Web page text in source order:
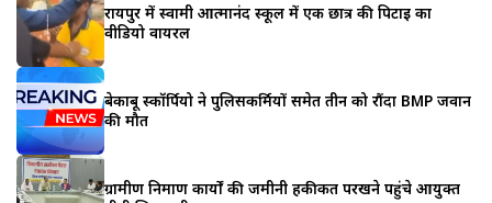
रायपुर में स्वामी आत्मानंद स्कूल में एक छात्र की पिटाई का
वीडियो वायरल
बेकाबू स्कॉर्पियो ने पुलिसकर्मियों समेत तीन को रौंदा BMP जवान
की मौत
ग्रामीण निर्माण कार्यों की जमीनी हकीकत परखने पहुंचे आयुक्त